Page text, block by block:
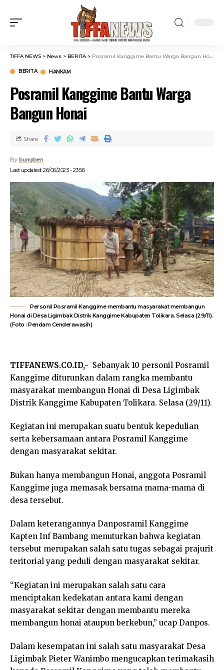
TIFFA NEWS > News > BERITA> Posramil Kanggime Bantu Warga Bangun Honai
BERITA HANKAM
Posramil Kanggime Bantu Warga
Bangun Honai
Last updated: 26/06/2023 - 23:56
By bungben
Share
Personil Posramil Kanggime membantu masyarakat membangun
Honai di Desa Ligimbak Distrik Kanggime Kabupaten Tolikara. Selasa (29/11).
(Foto : Pendam Cenderawasih)
TIFFANEWS.CO.ID,- Sebanyak 10 personil Posramil
Kanggime diturunkan dalam rangka membantu
masyarakat membangun Honai di Desa Ligimbak
Distrik Kanggime Kabupaten Tolikara. Selasa (29/11).
Kegiatan ini merupakan suatu bentuk kepedulian
serta kebersamaan antara Posramil Kanggime
dengan masyarakat sekitar.
Bukan hanya membangun Honai, anggota Posramil
Kanggime juga memasak bersama mama-mama di
desa tersebut.
Dalam keterangannya Danposramil Kanggime
Kapten Inf Bambang menuturkan bahwa kegiatan
tersebut merupakan salah satu tugas sebagai prajurit
teritorial yang peduli dengan masyarakat sekitar.
“Kegiatan ini merupakan salah satu cara
menciptakan kedekatan antara kami dengan
masyarakat sekitar dengan membantu mereka
membangun honai ataupun berkebun,” ucap Danpos.
Dalam kesempatan ini salah satu masyarakat Desa
Ligimbak Pieter Wanimbo mengucapkan terimakasih